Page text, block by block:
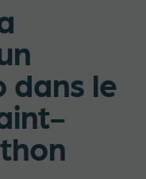
dans le